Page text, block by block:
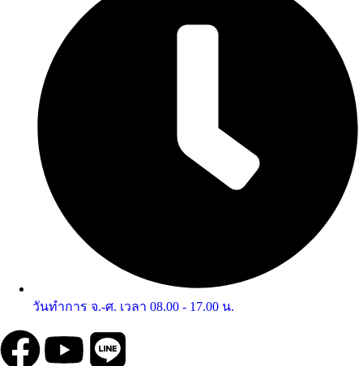
วันทำการ จ.-ศ. เวลา 08.00 - 17.00 น.